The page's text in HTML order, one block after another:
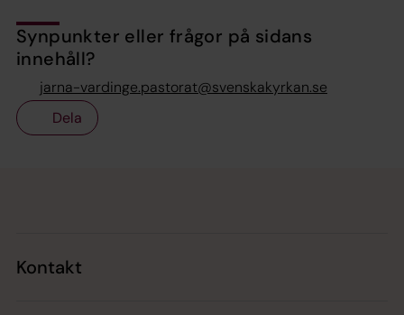
Synpunkter eller frågor på sidans
innehåll?
jarna-vardinge.pastorat@svenskakyrkan.se
Dela
Kontakt